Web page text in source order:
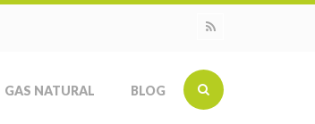
GAS NATURAL BLOG